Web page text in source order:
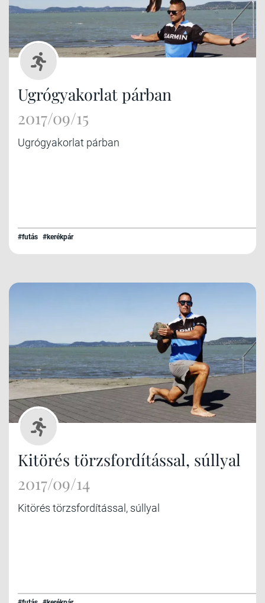
Ugrógyakorlat párban
2017/09/15
Ugrógyakorlat párban
#futás #kerékpár
Kitörés törzsfordítással, súllyal
2017/09/14
Kitörés törzsfordítással, súllyal